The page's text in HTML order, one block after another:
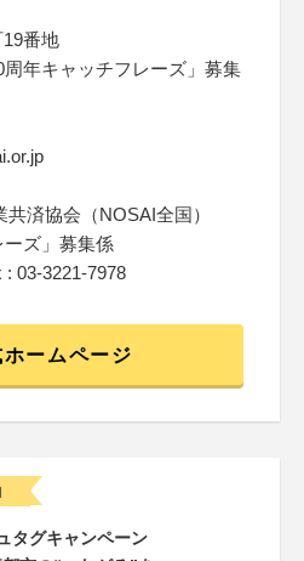
番地
年キャッチフレーズ」募集
済協会（NOSAI全国）
ーズ」募集係
: 03-3221-7978
ホームページ
タグキャンペーン